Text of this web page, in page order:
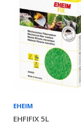
EHEIM
EHFIFIX 5L